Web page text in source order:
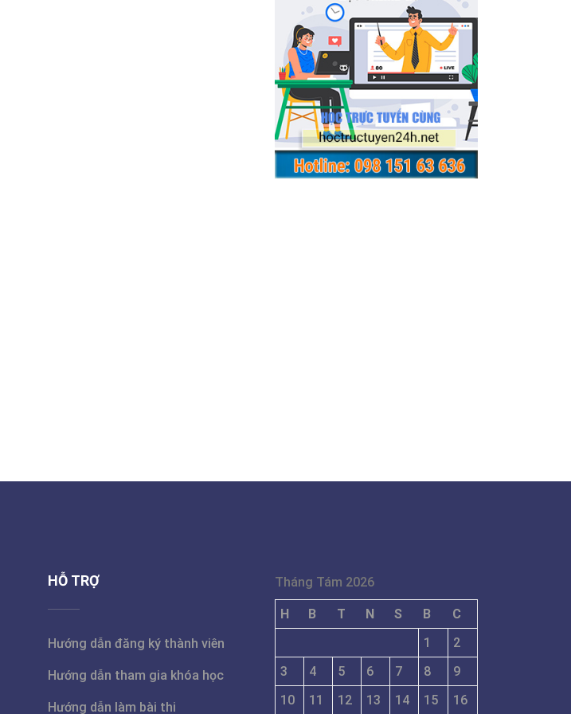
HỖ TRỢ
Hướng dẫn đăng ký thành viên
Hướng dẫn tham gia khóa học
Hướng dẫn làm bài thi
Tháng Tám 2026
H B T N S B
C
1
2
3
4 5 6 7 8
9
10
11 12 13 14 15 16